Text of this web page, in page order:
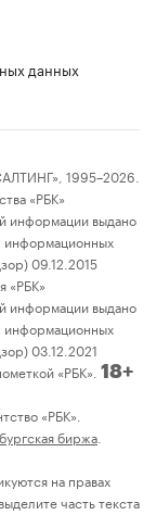
данных
1995–2026.
«РБК»
информации выдано
информационных
09.12.2015
«РБК»
информации выдано
информационных
03.12.2021
«РБК». 18+
«РБК».
биржа
на правах
часть текста